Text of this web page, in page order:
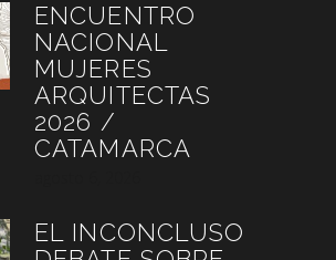
ENCUENTRO
NACIONAL
MUJERES
ARQUITECTAS
2026 /
CATAMARCA
EL INCONCLUSO